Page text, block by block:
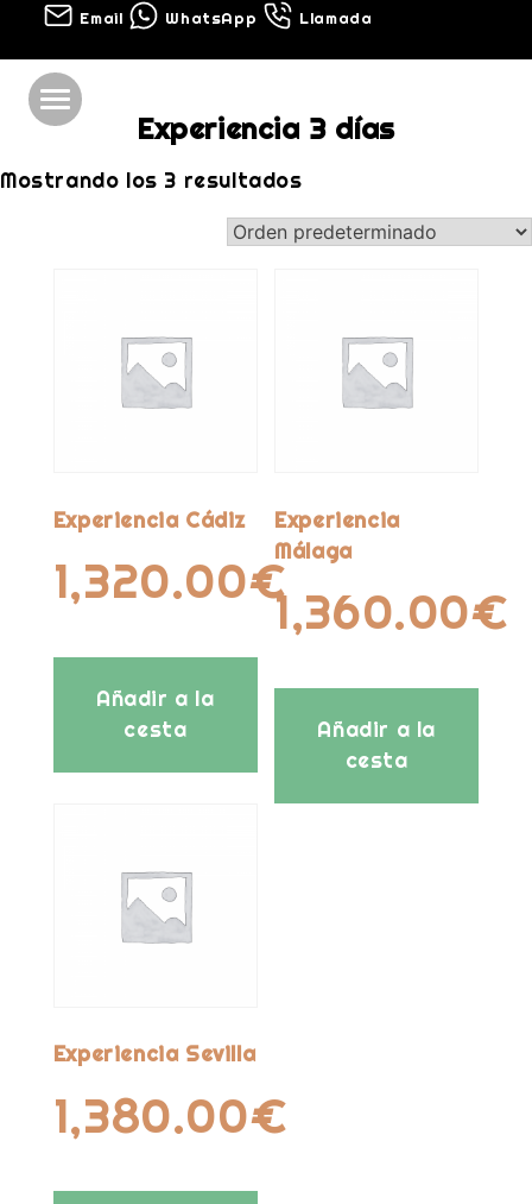
Email WhatsApp Llamada
Experiencia 3 días
Mostrando los 3 resultados
Experiencia Cádiz
1,320.00€
Añadir a la
cesta
Experiencia
Málaga
1,360.00€
Añadir a la
cesta
Experiencia Sevilla
1,380.00€